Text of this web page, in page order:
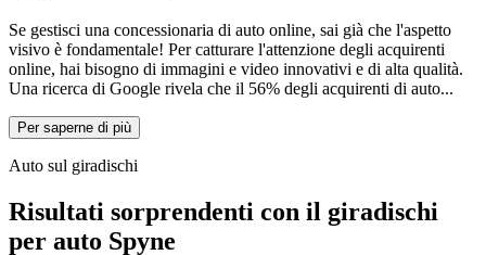
Se gestisci una concessionaria di auto online, sai già che l'aspetto
visivo è fondamentale! Per catturare l'attenzione degli acquirenti
online, hai bisogno di immagini e video innovativi e di alta qualità.
Una ricerca di Google rivela che il 56% degli acquirenti di auto...
Per saperne di più
Auto sul giradischi
Risultati sorprendenti con il giradischi
per auto Spyne